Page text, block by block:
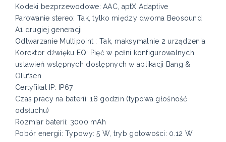
Kodeki bezprzewodowe: AAC, aptX Adaptive
Parowanie stereo: Tak, tylko między dwoma Beosound
A1 drugiej generacji
Odtwarzanie Multipoint : Tak, maksymalnie 2 urządzenia
Korektor dźwięku EQ: Pięć w pełni konfigurowalnych
ustawień wstępnych dostępnych w aplikacji Bang &
Olufsen
Certyfikat IP: IP67
Czas pracy na baterii: 18 godzin (typowa głośność
odsłuchu)
Rozmiar baterii: 3000 mAh
Pobór energii: Typowy: 5 W, tryb gotowości: 0.12 W